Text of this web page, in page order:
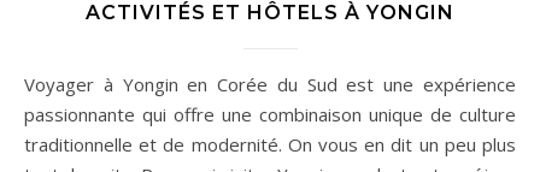
ACTIVITÉS ET HÔTELS À YONGIN
Voyager à Yongin en Corée du Sud est une expérience
passionnante qui offre une combinaison unique de culture
traditionnelle et de modernité. On vous en dit un peu plus